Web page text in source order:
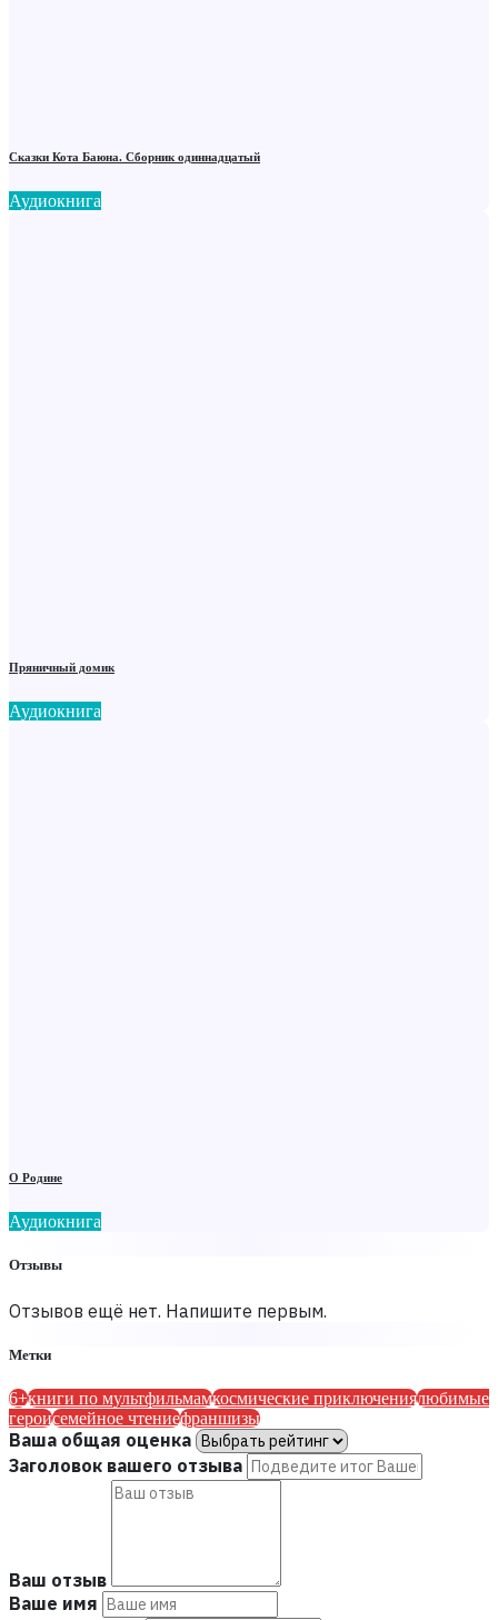
Сказки Кота Баюна. Сборник одиннадцатый
Аудиокнига
Пряничный домик
Аудиокнига
О Родине
Аудиокнига
Отзывы
Отзывов ещё нет. Напишите первым.
Метки
6+книги по мультфильмамкосмические приключениялюбимые
героисемейное чтениефраншизы
Ваша общая оценка
Заголовок вашего отзыва
Ваш отзыв
Ваше имя